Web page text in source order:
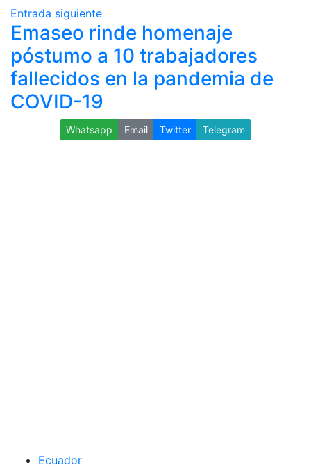
Entrada siguiente
Emaseo rinde homenaje
póstumo a 10 trabajadores
fallecidos en la pandemia de
COVID-19
Whatsapp Email Twitter Telegram
Ecuador